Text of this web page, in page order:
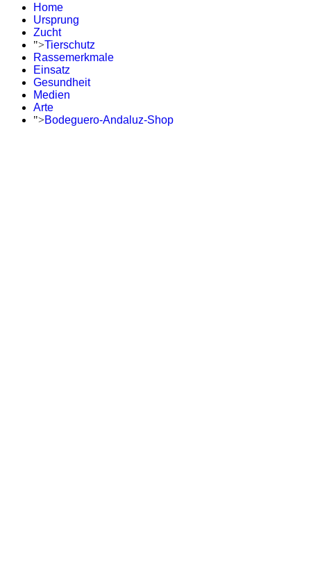
Home
Ursprung
Zucht
">Tierschutz
Rassemerkmale
Einsatz
Gesundheit
Medien
Arte
">Bodeguero-Andaluz-Shop